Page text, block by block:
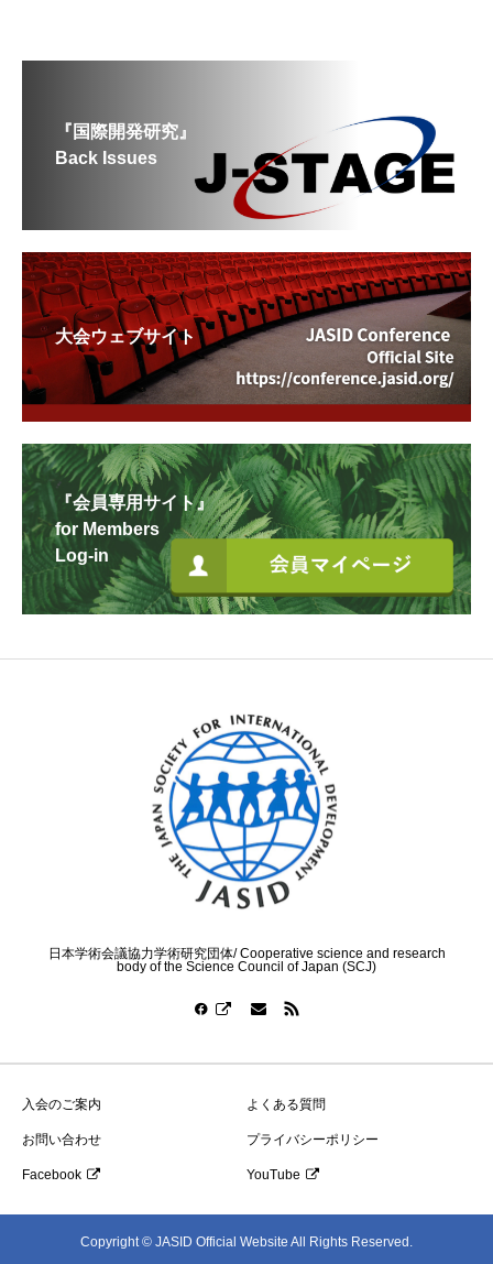
『国際開発研究』
Back Issues
大会ウェブサイト
『会員専用サイト』
for Members
Log-in
日本学術会議協力学術研究団体/ Cooperative science and research
body of the Science Council of Japan (SCJ)
入会のご案内 よくある質問
お問い合わせ プライバシーポリシー
Facebook YouTube
Copyright © JASID Official Website All Rights Reserved.